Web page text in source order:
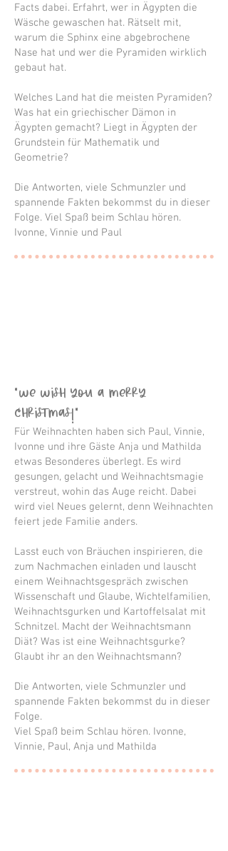
Facts dabei. Erfahrt, wer in Ägypten die
Wäsche gewaschen hat. Rätselt mit,
warum die Sphinx eine abgebrochene
Nase hat und wer die Pyramiden wirklich
gebaut hat.
Welches Land hat die meisten Pyramiden?
Was hat ein griechischer Dämon in
Ägypten gemacht? Liegt in Ägypten der
Grundstein für Mathematik und
Geometrie?
Die Antworten, viele Schmunzler und
spannende Fakten bekommst du in dieser
Folge. Viel Spaß beim Schlau hören.
Ivonne, Vinnie und Paul
“We wish you a merry
Christmas!”
Für Weihnachten haben sich Paul, Vinnie,
Ivonne und ihre Gäste Anja und Mathilda
etwas Besonderes überlegt. Es wird
gesungen, gelacht und Weihnachtsmagie
verstreut, wohin das Auge reicht. Dabei
wird viel Neues gelernt, denn Weihnachten
feiert jede Familie anders.
Lasst euch von Bräuchen inspirieren, die
zum Nachmachen einladen und lauscht
einem Weihnachtsgespräch zwischen
Wissenschaft und Glaube, Wichtelfamilien,
Weihnachtsgurken und Kartoffelsalat mit
Schnitzel. Macht der Weihnachtsmann
Diät? Was ist eine Weihnachtsgurke?
Glaubt ihr an den Weihnachtsmann?
Die Antworten, viele Schmunzler und
spannende Fakten bekommst du in dieser
Folge.
Viel Spaß beim Schlau hören. Ivonne,
Vinnie, Paul, Anja und Mathilda